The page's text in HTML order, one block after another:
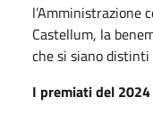
l’Amministrazione
Castellum, la
che si siano
I premiati del 2024